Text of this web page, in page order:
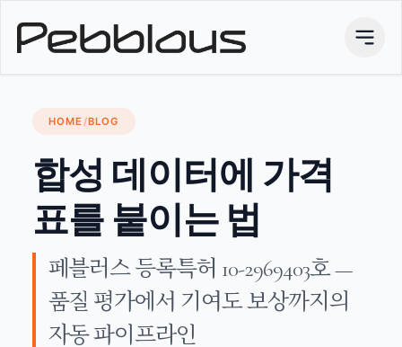
HOME/BLOG
합성 데이터에 가격
표를 붙이는 법
페블러스 등록특허 10-2969403호 —
품질 평가에서 기여도 보상까지의
자동 파이프라인